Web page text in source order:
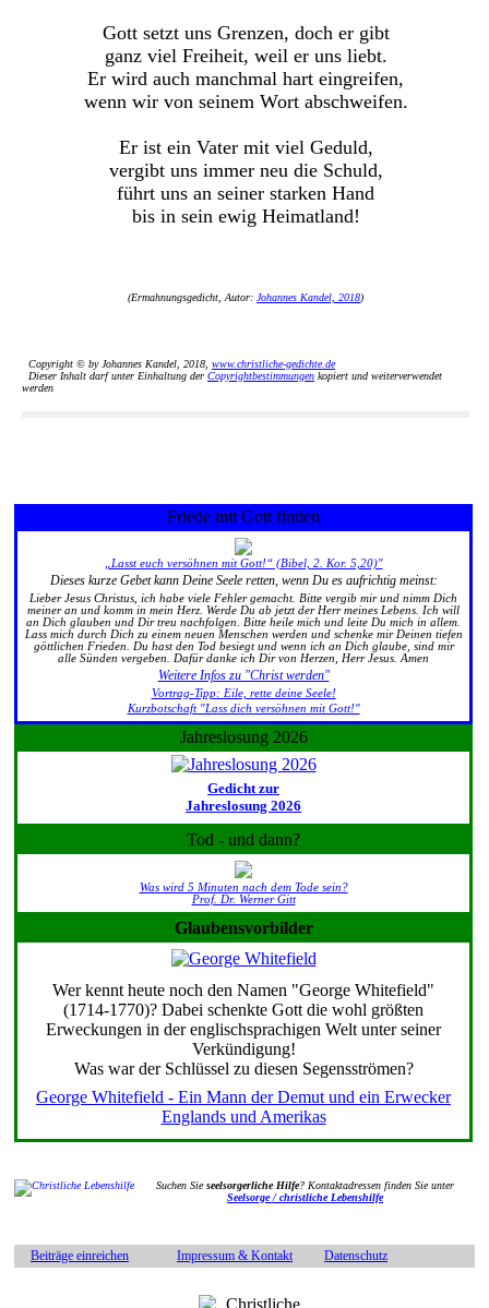
Gott setzt uns Grenzen, doch er gibt
ganz viel Freiheit, weil er uns liebt.
Er wird auch manchmal hart eingreifen,
wenn wir von seinem Wort abschweifen.
Er ist ein Vater mit viel Geduld,
vergibt uns immer neu die Schuld,
führt uns an seiner starken Hand
bis in sein ewig Heimatland!
(Ermahnungsgedicht, Autor: Johannes Kandel, 2018)
Copyright © by Johannes Kandel, 2018, www.christliche-gedichte.de
Dieser Inhalt darf unter Einhaltung der Copyrightbestimmungen kopiert und weiterverwendet
werden
Friede mit Gott finden
„Lasst euch versöhnen mit Gott!“ (Bibel, 2. Kor. 5,20)"
Dieses kurze Gebet kann Deine Seele retten, wenn Du es aufrichtig meinst:
Lieber Jesus Christus, ich habe viele Fehler gemacht. Bitte vergib mir und nimm Dich
meiner an und komm in mein Herz. Werde Du ab jetzt der Herr meines Lebens. Ich will
an Dich glauben und Dir treu nachfolgen. Bitte heile mich und leite Du mich in allem.
Lass mich durch Dich zu einem neuen Menschen werden und schenke mir Deinen tiefen
göttlichen Frieden. Du hast den Tod besiegt und wenn ich an Dich glaube, sind mir
alle Sünden vergeben. Dafür danke ich Dir von Herzen, Herr Jesus. Amen
Weitere Infos zu "Christ werden"
Vortrag-Tipp: Eile, rette deine Seele!
Kurzbotschaft "Lass dich versöhnen mit Gott!"
Jahreslosung 2026
Gedicht zur
Jahreslosung 2026
Tod - und dann?
Was wird 5 Minuten nach dem Tode sein?
Prof. Dr. Werner Gitt
Glaubensvorbilder
Wer kennt heute noch den Namen "George Whitefield"
(1714-1770)? Dabei schenkte Gott die wohl größten
Erweckungen in der englischsprachigen Welt unter seiner
Verkündigung!
Was war der Schlüssel zu diesen Segensströmen?
George Whitefield - Ein Mann der Demut und ein Erwecker
Englands und Amerikas
Suchen Sieseelsorgerliche Hilfe? Kontaktadressen finden Sie unter
Seelsorge / christliche Lebenshilfe
Beiträge einreichen Impressum & Kontakt Datenschutz